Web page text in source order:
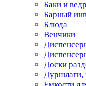
Баки и
Барный
Блюда
Венчики
Доски
Дуршлаги,